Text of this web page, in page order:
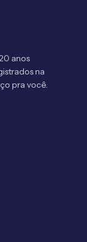
anos
na
pra você.